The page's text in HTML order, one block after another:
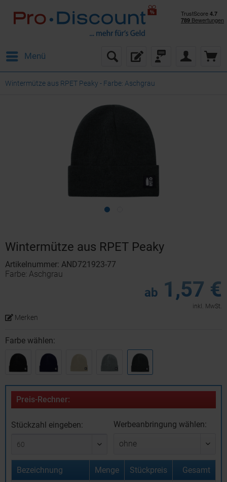
Menü
Wintermütze aus RPET Peaky - Farbe: Aschgrau
Wintermütze aus RPET Peaky
Artikelnummer: AND721923-77
Farbe: Aschgrau
ab 1,57 €
inkl. MwSt.
Merken
Farbe wählen:
Preis-Rechner:
Stückzahl eingeben: Werbeanbringung wählen:
Bezeichnung Menge Stückpreis Gesamt